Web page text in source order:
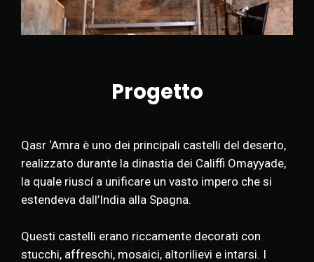
Progetto
Qasr ‘Amra è uno dei principali castelli del deserto,
realizzato durante la dinastia dei Califfi Omayyade,
la quale riuscí a unificare un vasto impero che si
estendeva dall’India alla Spagna.
Questi castelli erano riccamente decorati con
stucchi, affreschi, mosaici, altorilievi e intarsi. I